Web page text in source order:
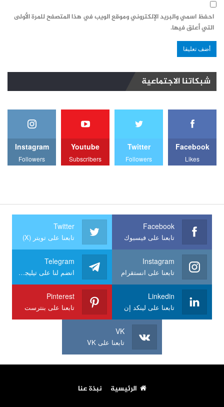
احفظ اسمي والبريد الإلكتروني وموقع الويب في هذا المتصفح للمرة الأولى
التي أعلق فيها.
شبكاتنا الاجتماعية
Facebook
Likes
Twitter
Followers
Youtube
Subscribers
Instagram
Followers
Facebook
تابعنا على فيسبوك
Twitter
تابعنا على تويتر (X)
Instagram
تابعنا على انستقرام
Telegram
انضم لنا على تيليجرام
Linkedin
تابعنا على لينكد إن
Pinterest
تابعنا على بنترست
VK
تابعنا على VK
الرئيسية نبذة عنا